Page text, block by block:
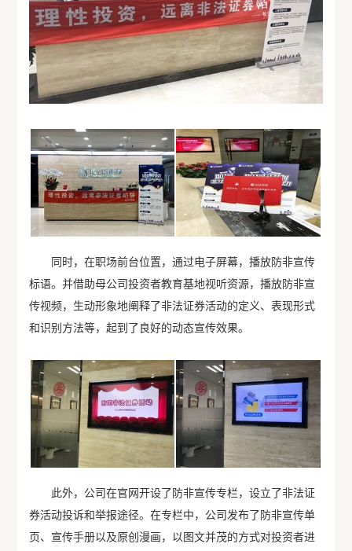
同时，在职场前台位置，通过电子屏幕，播放防非宣传
标语。并借助母公司投资者教育基地视听资源，播放防非宣
传视频，生动形象地阐释了非法证券活动的定义、表现形式
和识别方法等，起到了良好的动态宣传效果。
此外，公司在官网开设了防非宣传专栏，设立了非法证
券活动投诉和举报途径。在专栏中，公司发布了防非宣传单
页、宣传手册以及原创漫画，以图文并茂的方式对投资者进